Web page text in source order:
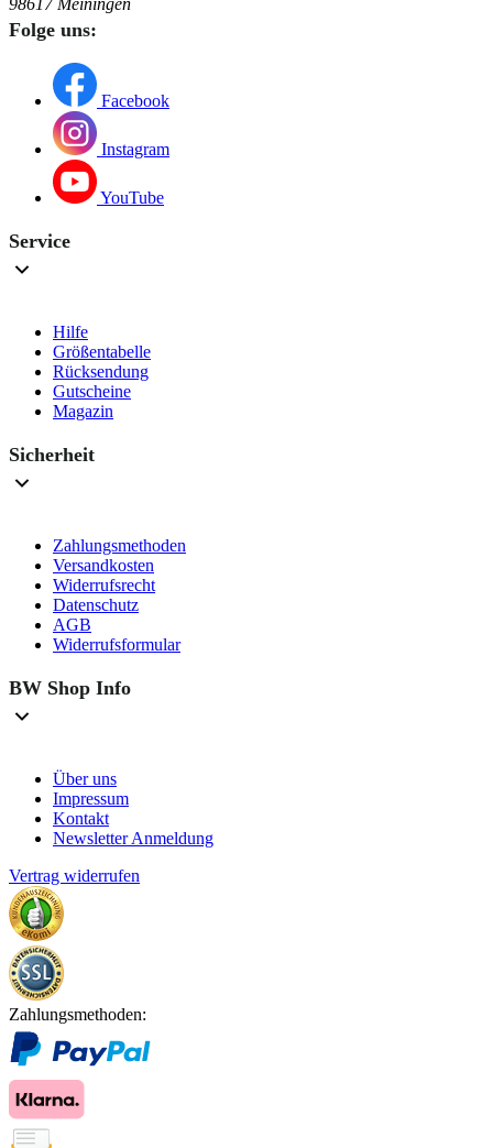
98617 Meiningen
Folge uns:
Facebook
Instagram
YouTube
Service
Hilfe
Größentabelle
Rücksendung
Gutscheine
Magazin
Sicherheit
Zahlungsmethoden
Versandkosten
Widerrufsrecht
Datenschutz
AGB
Widerrufsformular
BW Shop Info
Über uns
Impressum
Kontakt
Newsletter Anmeldung
Vertrag widerrufen
Zahlungsmethoden: